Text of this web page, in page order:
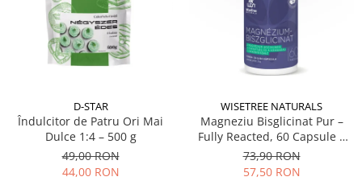
D-STAR
Îndulcitor de Patru Ori Mai
Dulce 1:4 – 500 g
49,00 RON
44,00 RON
WISETREE NATURALS
Magneziu Bisglicinat Pur –
Fully Reacted, 60 Capsule |
Fără Oxid de Magneziu
73,90 RON
57,50 RON